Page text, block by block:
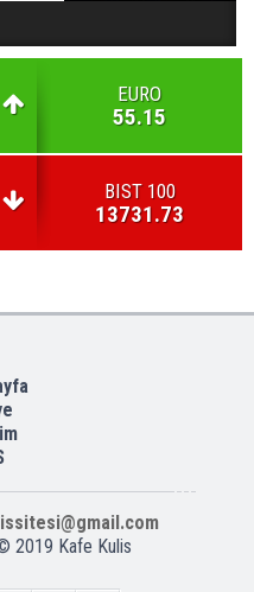
EURO
55.15
BIST 100
13731.73
© 2019 Kafe Kulis